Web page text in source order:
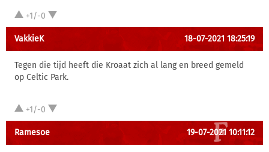
+1/-0
VakkieK 18-07-2021 18:25:19
Tegen die tijd heeft die Kroaat zich al lang en breed gemeld
op Celtic Park.
+1/-0
Ramesoe 19-07-2021 10:11:12